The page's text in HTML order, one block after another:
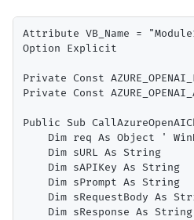
Attribute VB_Name =
Option Explicit
Private Const
Private Const
Public Sub
Dim req As Object '
    Dim sURL As String
    Dim sAPIKey As String
    Dim sPrompt As String
Dim sRequestBody As
    Dim sResponse As String